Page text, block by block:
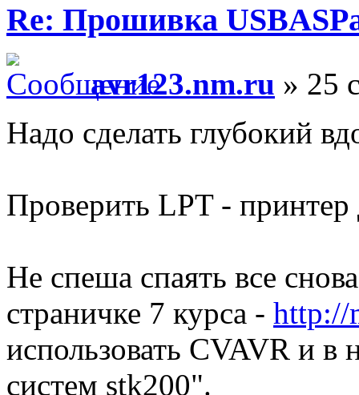
Re: Прошивка
avr123.nm.ru » 25
Надо сделать глубокий
Проверить LPT - принтер
Не спеша спаять все
страничке 7 курса - http://
использовать CVAVR и в
систем stk200".